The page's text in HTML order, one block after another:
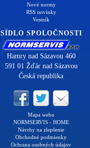
Nové normy
RSS novinky
Vestník
SÍDLO SPOLOČNOSTI
Hamry nad Sázavou 460
591 01 Žďár nad Sázavou
Česká republika
Mapa webu
NORMSERVIS - HOME
Návrhy na zlepšenie
Obchodné podmienky
Ochrana osobných údajov